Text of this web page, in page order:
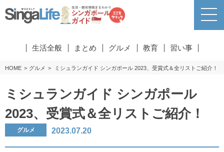
生活全般 まとめ グルメ 教育 習い事
HOME グルメ ミシュランガイド シンガポール 2023、受賞式＆全リストご紹介！
ミシュランガイド シンガポール
2023、受賞式＆全リストご紹介！
グルメ 2023.07.20